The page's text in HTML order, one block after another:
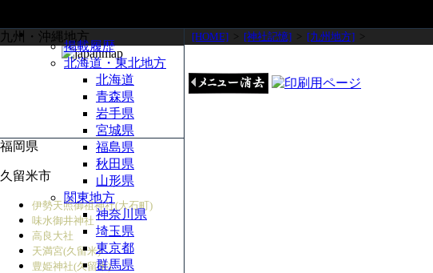
[HOME] [神社記憶] [九州地方]
九州・沖縄地方
福岡県
久留米市
伊勢天照御祖神社(大石町)
味水御井神社
高良大社
天満宮(久留米)
豊姫神社(久留米)
掲載履歴
北海道・東北地方
北海道
青森県
岩手県
宮城県
福島県
秋田県
山形県
関東地方
神奈川県
埼玉県
東京都
群馬県